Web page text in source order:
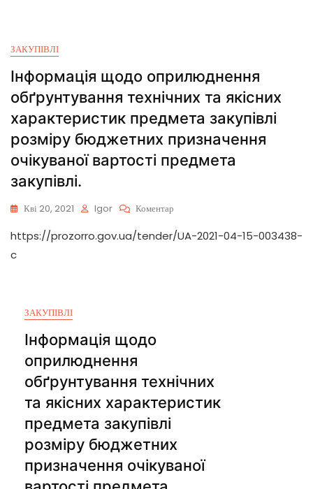
ЗАКУПІВЛІ
Інформація щодо оприлюднення
обґрунтування технічних та якісних
характеристик предмета закупівлі
розміру бюджетних призначення
очікуваної вартості предмета
закупівлі.
Кві 20, 2021 Igor Коментар
https://prozorro.gov.ua/tender/UA-2021-04-15-003438-
c
ЗАКУПІВЛІ
Інформація щодо
оприлюднення
обґрунтування технічних
та якісних характеристик
предмета закупівлі
розміру бюджетних
призначення очікуваної